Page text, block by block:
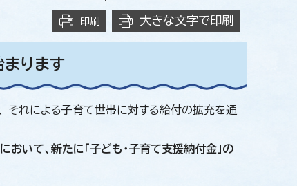
印刷 大きな文字で印刷
まります
それによる子育て世帯に対する給付の拡充を通
いて、新たに「子ども・子育て支援納付金」の